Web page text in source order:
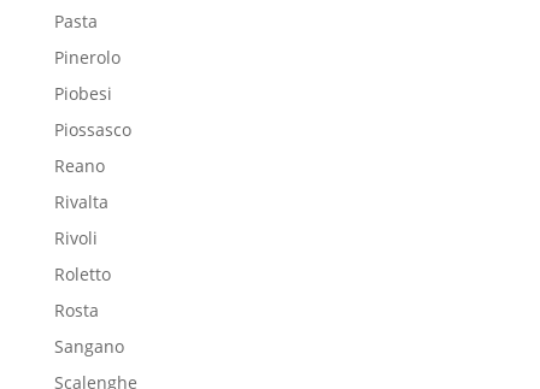
Pasta
Pinerolo
Piobesi
Piossasco
Reano
Rivalta
Rivoli
Roletto
Rosta
Sangano
Scalenghe